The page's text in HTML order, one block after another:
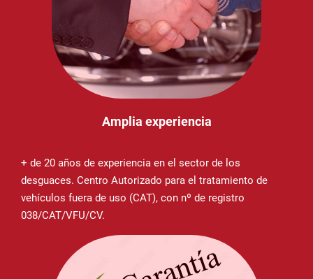
Amplia experiencia
+ de 20 años de experiencia en el sector de los
desguaces. Centro Autorizado para el tratamiento de
vehículos fuera de uso (CAT), con nº de registro
038/CAT/VFU/CV.